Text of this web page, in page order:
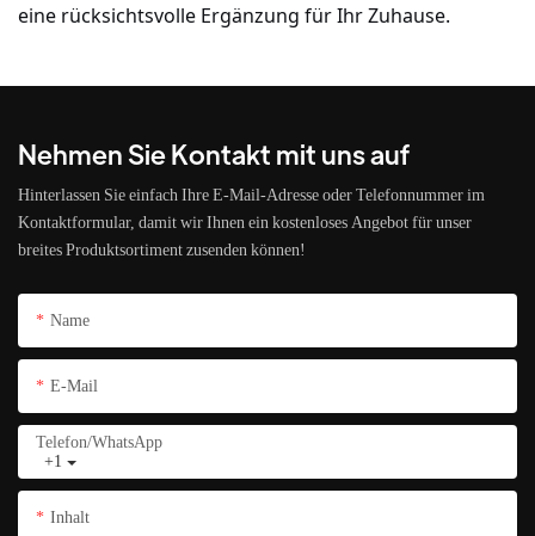
eine rücksichtsvolle Ergänzung für Ihr Zuhause.
Nehmen Sie Kontakt mit uns auf
Hinterlassen Sie einfach Ihre E-Mail-Adresse oder Telefonnummer im
Kontaktformular, damit wir Ihnen ein kostenloses Angebot für unser
breites Produktsortiment zusenden können!
Name
E-Mail
+1
Telefon/WhatsApp
Inhalt